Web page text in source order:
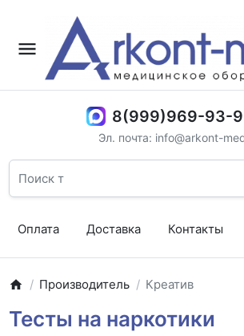
8(999)969-93-
Эл. почта: info@arkont-
Оплата Доставка Контакты
Производитель Креатив
Тесты на наркотики